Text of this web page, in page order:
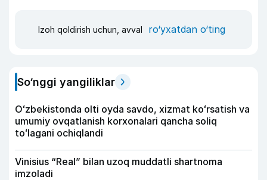
Izoh qoldirish uchun, avval ro‘yxatdan o‘ting
So‘nggi yangiliklar
Oʻzbekistonda olti oyda savdo, xizmat koʻrsatish va
umumiy ovqatlanish korxonalari qancha soliq
toʻlagani ochiqlandi
Vinisius “Real” bilan uzoq muddatli shartnoma
imzoladi